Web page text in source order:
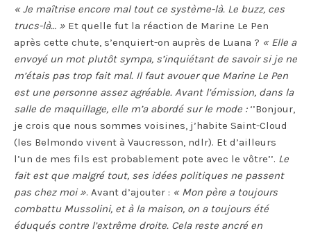
« Je maîtrise encore mal tout ce système-là. Le buzz, ces
trucs-là… » Et quelle fut la réaction de Marine Le Pen
après cette chute, s’enquiert-on auprès de Luana ? « Elle a
envoyé un mot plutôt sympa, s’inquiétant de savoir si je ne
m’étais pas trop fait mal. Il faut avouer que Marine Le Pen
est une personne assez agréable. Avant l’émission, dans la
salle de maquillage, elle m’a abordé sur le mode : ‘’Bonjour,
je crois que nous sommes voisines, j’habite Saint-Cloud
(les Belmondo vivent à Vaucresson, ndlr). Et d’ailleurs
l’un de mes fils est probablement pote avec le vôtre’’. Le
fait est que malgré tout, ses idées politiques ne passent
pas chez moi ». Avant d’ajouter : « Mon père a toujours
combattu Mussolini, et à la maison, on a toujours été
éduqués contre l’extrême droite. Cela reste ancré en